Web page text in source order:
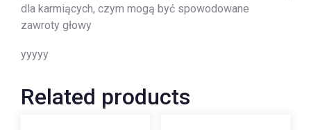
dla karmiących, czym mogą być spowodowane
zawroty głowy
yyyyy
Related products